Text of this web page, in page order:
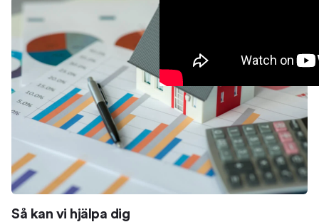
Så kan vi hjälpa dig